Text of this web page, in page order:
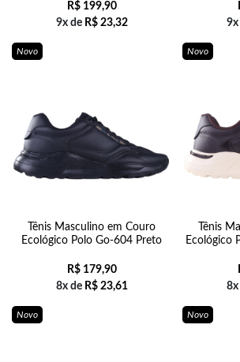
R$199,90
9x de R$23,32
9x
Novo
Tênis Masculino em Couro
Ecológico Polo Go-604 Preto
R$179,90
8x de R$23,61
Novo
Tênis
Ecológico
8x
Novo Novo